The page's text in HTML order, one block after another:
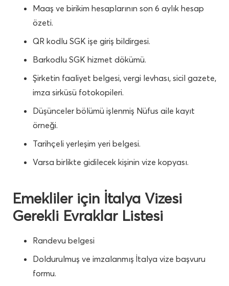
Maaş ve birikim hesaplarının son 6 aylık hesap
özeti.
QR kodlu SGK işe giriş bildirgesi.
Barkodlu SGK hizmet dökümü.
Şirketin faaliyet belgesi, vergi levhası, sicil gazete,
imza sirküsü fotokopileri.
Düşünceler bölümü işlenmiş Nüfus aile kayıt
örneği.
Tarihçeli yerleşim yeri belgesi.
Varsa birlikte gidilecek kişinin vize kopyası.
Emekliler için İtalya Vizesi
Gerekli Evraklar Listesi
Randevu belgesi
Doldurulmuş ve imzalanmış İtalya vize başvuru
formu.